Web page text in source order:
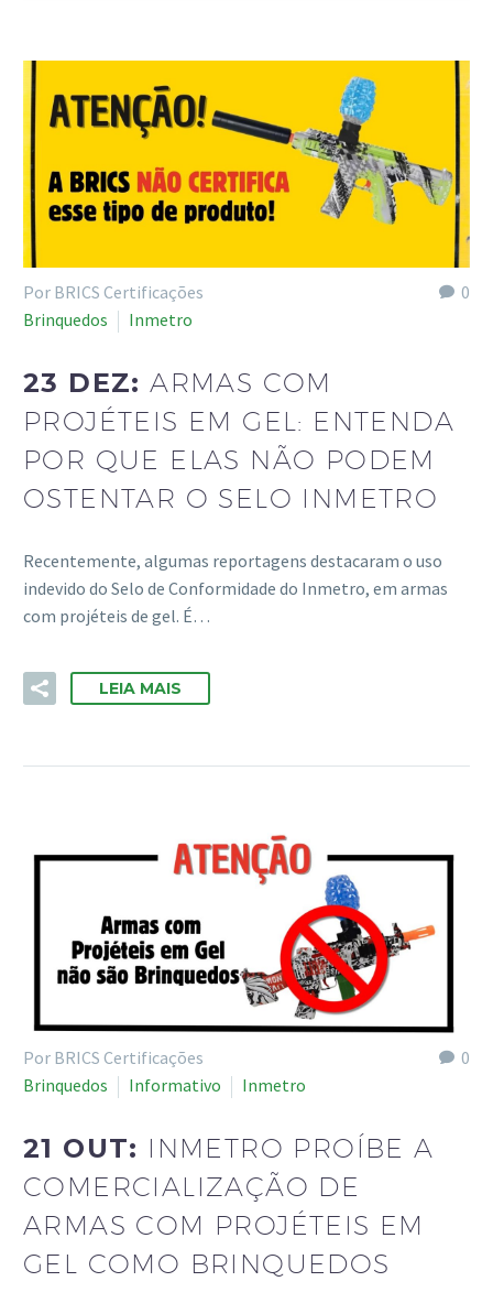
0
Por BRICS Certificações
Brinquedos
Inmetro
23 DEZ:ARMAS COM
PROJÉTEIS EM GEL: ENTENDA
POR QUE ELAS NÃO PODEM
OSTENTAR O SELO INMETRO
Recentemente, algumas reportagens destacaram o uso
indevido do Selo de Conformidade do Inmetro, em armas
com projéteis de gel. É…
LEIA MAIS
0
Por BRICS Certificações
Brinquedos
Informativo Inmetro
21 OUT: INMETRO PROÍBE A
COMERCIALIZAÇÃO DE
ARMAS COM PROJÉTEIS EM
GEL COMO BRINQUEDOS